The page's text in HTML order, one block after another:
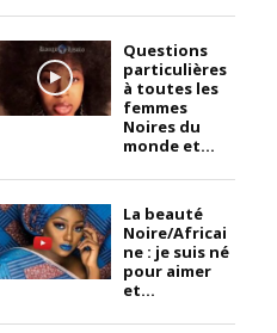
Questions
particulières
à toutes les
femmes
Noires du
monde et...
La beauté
Noire/Africai
ne : je suis né
pour aimer
et...